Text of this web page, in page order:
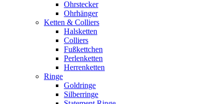
Ohrstecker
Ohrhänger
Ketten & Colliers
Halsketten
Colliers
Fußkettchen
Perlenketten
Herrenketten
Ringe
Goldringe
Silberringe